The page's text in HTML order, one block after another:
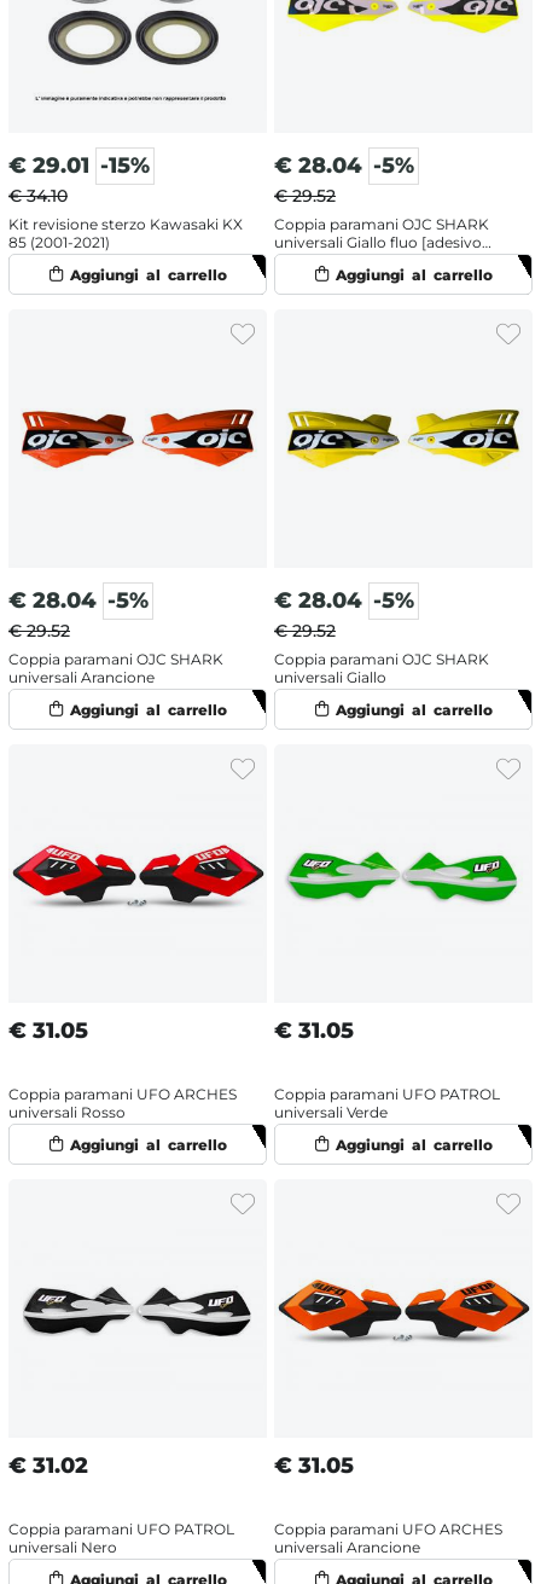
€ 29.01 -15%
€ 34.10
Kit revisione sterzo Kawasaki KX
85 (2001-2021)
€ 28.04 -5%
€ 29.52
Coppia paramani OJC SHARK
universali Giallo fluo [adesivo
Bianco]
€ 28.04 -5%
€ 29.52
Coppia paramani OJC SHARK
universali Arancione
€ 28.04 -5%
€ 29.52
Coppia paramani OJC SHARK
universali Giallo
€ 31.05
Coppia paramani UFO ARCHES
universali Rosso
€ 31.05
Coppia paramani UFO PATROL
universali Verde
€ 31.02
Coppia paramani UFO PATROL
universali Nero
€ 31.05
Coppia paramani UFO ARCHES
universali Arancione